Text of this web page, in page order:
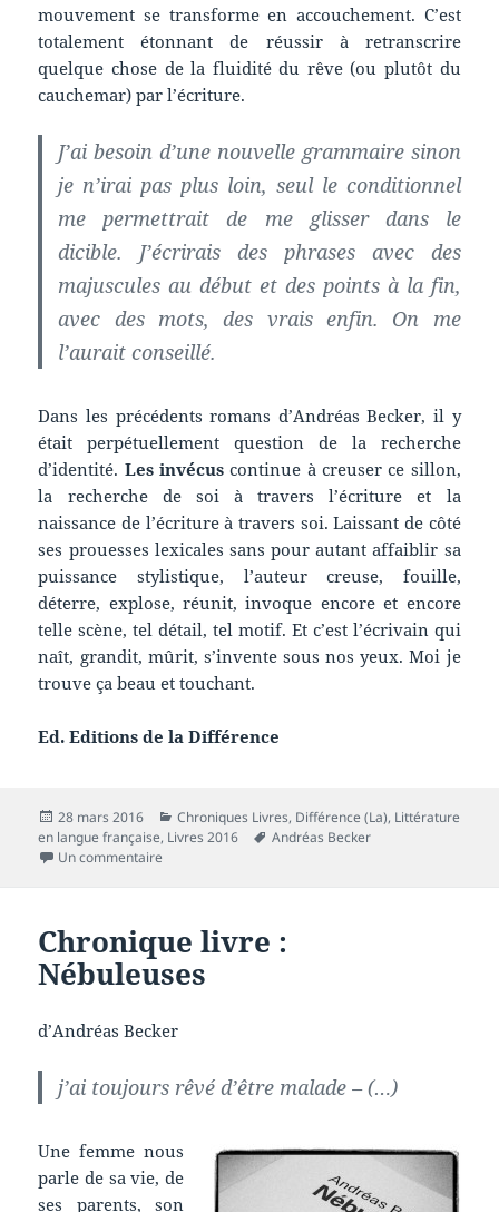
mouvement se transforme en accouchement. C’est
totalement étonnant de réussir à retranscrire
quelque chose de la fluidité du rêve (ou plutôt du
cauchemar) par l’écriture.
J’ai besoin d’une nouvelle grammaire sinon
je n’irai pas plus loin, seul le conditionnel
me permettrait de me glisser dans le
dicible. J’écrirais des phrases avec des
majuscules au début et des points à la fin,
avec des mots, des vrais enfin. On me
l’aurait conseillé.
Dans les précédents romans d’Andréas Becker, il y
était perpétuellement question de la recherche
d’identité. Les invécus continue à creuser ce sillon,
la recherche de soi à travers l’écriture et la
naissance de l’écriture à travers soi. Laissant de côté
ses prouesses lexicales sans pour autant affaiblir sa
puissance stylistique, l’auteur creuse, fouille,
déterre, explose, réunit, invoque encore et encore
telle scène, tel détail, tel motif. Et c’est l’écrivain qui
naît, grandit, mûrit, s’invente sous nos yeux. Moi je
trouve ça beau et touchant.
Ed. Editions de la Différence
Publié
le
28 mars 2016 Catégories
Chroniques Livres, Différence (La), Littérature
en langue française, Livres 2016
Mots-
Andréas Becker
Un commentaire
Chronique livre :
Nébuleuses
d’Andréas Becker
j’ai toujours rêvé d’être malade – (…)
Une femme nous
parle de sa vie, de
ses parents, son